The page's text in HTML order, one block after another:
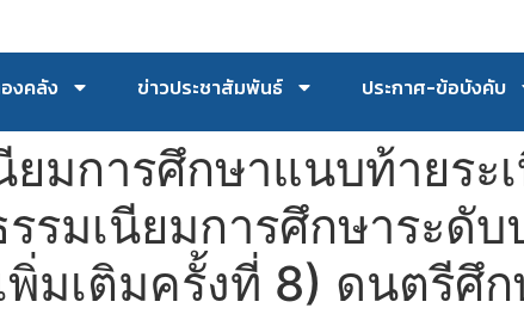
งคลัง ข่าวประชาสัมพันธ์ ประกาศ-ข้อบังคับ
มการศึกษาแนบท้ายระ
รรมเนียมการศึกษาระดั
มเติมครั้งที่ 8) ดนตรีศึก